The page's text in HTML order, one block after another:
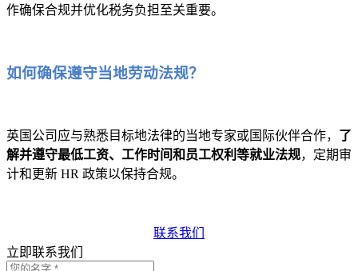
作确保合规并优化税务负担至关重要。
如何确保遵守当地劳动法规？
英国公司应与熟悉目标地法律的当地专家或国际伙伴合作， 了
解并遵守最低工资、工作时间和员工权利等就业法规，定期审
计和更新 HR 政策以保持合规。
联系我们
立即联系我们